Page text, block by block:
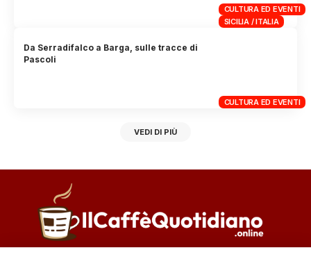
CULTURA ED EVENTI
SICILIA / ITALIA
CULTURA ED EVENTI
Da Serradifalco a Barga, sulle tracce di
Pascoli
VEDI DI PIÙ